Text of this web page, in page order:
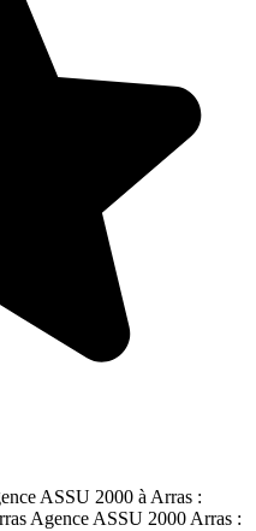
ASSU 2000 à Arras :
Agence ASSU 2000 Arras :